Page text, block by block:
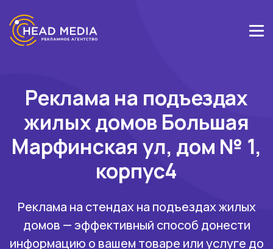
Реклама на подъездах
жилых домов Большая
Марфинская ул, дом № 1,
корпус4
Реклама на стендах на подъездах жилых
домов — эффективный способ донести
информацию о вашем товаре или услуге до